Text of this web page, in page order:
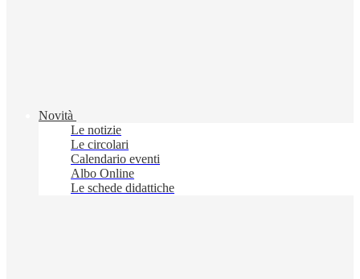
Novità
Le notizie
Le circolari
Calendario eventi
Albo Online
Le schede didattiche